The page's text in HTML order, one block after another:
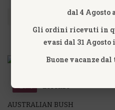
AUSTRALIAN BUSH
dal 4 Agosto
Gli ordini ricevuti in
evasi dal 31
Buone vacanze